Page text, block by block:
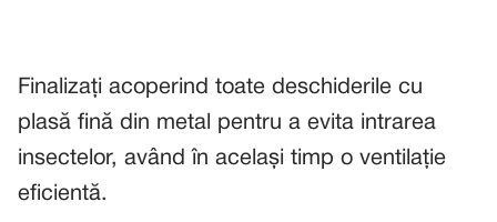
Finalizați acoperind toate deschiderile cu
plasă fină din metal pentru a evita intrarea
insectelor, având în același timp o ventilație
eficientă.